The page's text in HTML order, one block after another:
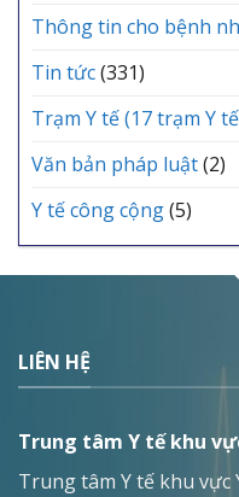
Thông tin cho bệnh
Tin tức(331)
Trạm Y tế (17 trạm Y
Văn bản pháp luật(2)
Y tế công cộng(5)
LIÊN HỆ
Trung tâm Y tế khu
Trung tâm Y tế khu vực